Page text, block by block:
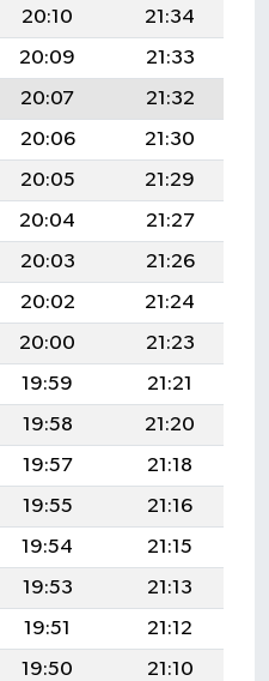
20:10
21:34
20:09
21:33
20:07
21:32
20:06
21:30
20:05
21:29
20:04
21:27
20:03
21:26
20:02
21:24
20:00
21:23
19:59
21:21
19:58
21:20
19:57
21:18
19:55
21:16
19:54
21:15
19:53
21:13
19:51
21:12
19:50
21:10